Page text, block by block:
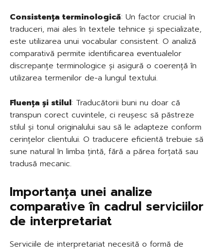
Consistența terminologică: Un factor crucial în
traduceri, mai ales în textele tehnice și specializate,
este utilizarea unui vocabular consistent. O analiză
comparativă permite identificarea eventualelor
discrepanțe terminologice și asigură o coerență în
utilizarea termenilor de-a lungul textului.
Fluența și stilul: Traducătorii buni nu doar că
transpun corect cuvintele, ci reușesc să păstreze
stilul și tonul originalului sau să le adapteze conform
cerințelor clientului. O traducere eficientă trebuie să
sune natural în limba țintă, fără a părea forțată sau
tradusă mecanic.
Importanța unei analize
comparative în cadrul serviciilor
de interpretariat
Serviciile de interpretariat necesită o formă de